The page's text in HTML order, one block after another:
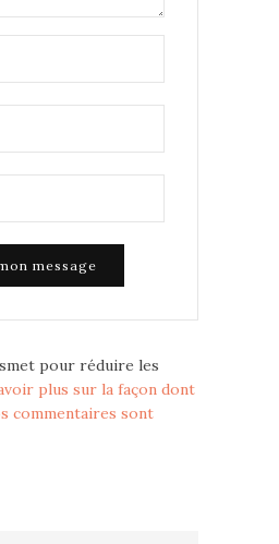
pour réduire les
plus sur la façon dont
commentaires sont